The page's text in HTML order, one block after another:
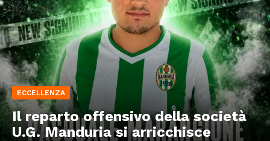
ECCELLENZA
Il reparto offensivo della società
U.G. Manduria si arricchisce